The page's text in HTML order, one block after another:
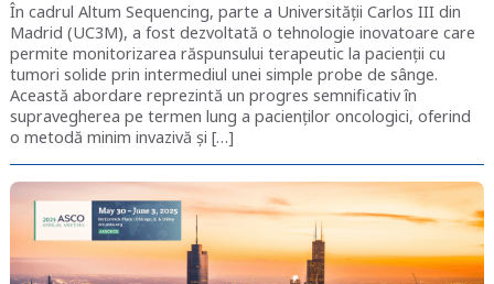
În cadrul Altum Sequencing, parte a Universității Carlos III din
Madrid (UC3M), a fost dezvoltată o tehnologie inovatoare care
permite monitorizarea răspunsului terapeutic la pacienții cu
tumori solide prin intermediul unei simple probe de sânge.
Această abordare reprezintă un progres semnificativ în
supravegherea pe termen lung a pacienților oncologici, oferind
o metodă minim invazivă și […]